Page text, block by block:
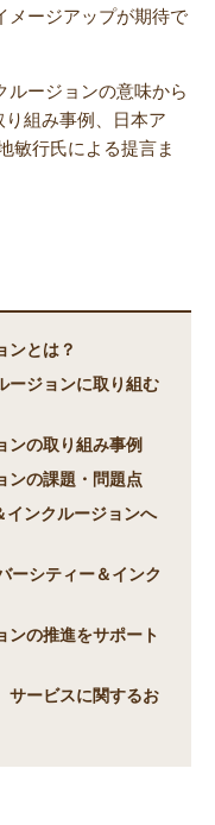
メージアップが期待で
ルージョンの意味から
組み事例、日本ア
敏行氏による提言ま
ンとは？
ージョンに取り組む
ンの取り組み事例
ンの課題・問題点
インクルージョンへ
ーシティー＆インク
ンの推進をサポート
サービスに関するお